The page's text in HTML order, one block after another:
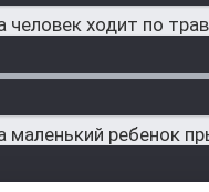
человек ходит по
маленький ребенок